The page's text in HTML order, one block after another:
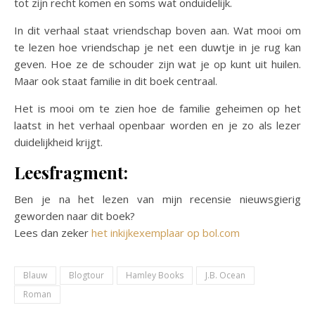
In dit verhaal staat vriendschap boven aan. Wat mooi om
te lezen hoe vriendschap je net een duwtje in je rug kan
geven. Hoe ze de schouder zijn wat je op kunt uit huilen.
Maar ook staat familie in dit boek centraal.
Het is mooi om te zien hoe de familie geheimen op het
laatst in het verhaal openbaar worden en je zo als lezer
duidelijkheid krijgt.
Leesfragment:
Ben je na het lezen van mijn recensie nieuwsgierig
geworden naar dit boek?
Lees dan zeker het inkijkexemplaar op bol.com
Blauw Blogtour Hamley Books
J.B. Ocean
Roman